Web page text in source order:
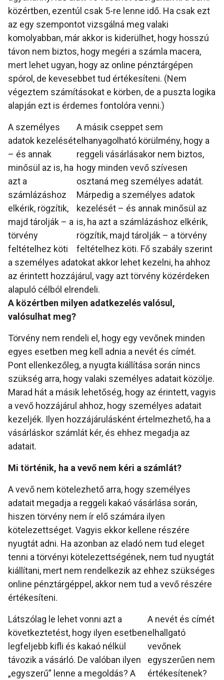
közértben, ezentúl csak 5-re lenne idő. Ha csak ezt
az egy szempontot vizsgálná meg valaki
komolyabban, már akkor is kiderülhet, hogy hosszú
távon nem biztos, hogy megéri a számla macera,
mert lehet ugyan, hogy az online pénztárgépen
spórol, de kevesebbet tud értékesíteni. (Nem
végeztem számításokat e körben, de a puszta logika
alapján ezt is érdemes fontolóra venni.)
A személyes
adatok kezelését
– és annak
minősül az is, ha
azt a
számlázáshoz
elkérik, rögzítik,
majd tárolják – a
törvény
feltételhez köti
A másik cseppet sem
elhanyagolható körülmény, hogy a
reggeli vásárlásakor nem biztos,
hogy minden vevő szívesen
osztaná meg személyes adatát.
Márpedig a személyes adatok
kezelését – és annak minősül az
is, ha azt a számlázáshoz elkérik,
rögzítik, majd tárolják – a törvény
feltételhez köti. Fő szabály szerint
a személyes adatokat akkor lehet kezelni, ha ahhoz
az érintett hozzájárul, vagy azt törvény közérdeken
alapuló célból elrendeli.
A közértben milyen adatkezelés valósul,
valósulhat meg?
Törvény nem rendeli el, hogy egy vevőnek minden
egyes esetben meg kell adnia a nevét és címét.
Pont ellenkezőleg, a nyugta kiállítása során nincs
szükség arra, hogy valaki személyes adatait közölje.
Marad hát a másik lehetőség, hogy az érintett, vagyis
a vevő hozzájárul ahhoz, hogy személyes adatait
kezeljék. Ilyen hozzájárulásként értelmezhető, ha a
vásárláskor számlát kér, és ehhez megadja az
adatait.
Mi történik, ha a vevő nem kéri a számlát?
A vevő nem kötelezhető arra, hogy személyes
adatait megadja a reggeli kakaó vásárlása során,
hiszen törvény nem ír elő számára ilyen
kötelezettséget. Vagyis ekkor kellene részére
nyugtát adni. Ha azonban az eladó nem tud eleget
tenni a törvényi kötelezettségének, nem tud nyugtát
kiállítani, mert nem rendelkezik az ehhez szükséges
online pénztárgéppel, akkor nem tud a vevő részére
értékesíteni.
A nevét és címét
elhallgató
vevőnek
egyszerűen nem
értékesítenek?
Látszólag le lehet vonni azt a
következtetést, hogy ilyen esetben
legfeljebb kifli és kakaó nélkül
távozik a vásárló. De valóban ilyen
„egyszerű” lenne a megoldás? A